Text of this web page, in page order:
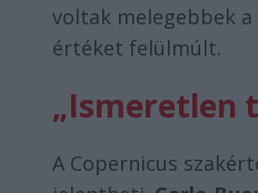
voltak melegebbek
értéket felülmúlt.
„Ismeretlen
A Copernicus